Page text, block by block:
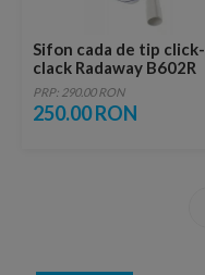
Sifon cada de tip click-
clack Radaway B602R
PRP: 290.00 RON
250.00 RON